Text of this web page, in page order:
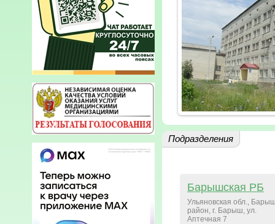
Подразделения
Барышская РБ
Ульяновская обл.,
район, г. Барыш, ул.
Аптечная 7